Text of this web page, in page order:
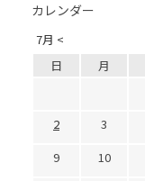
カレンダー
7月 <
日 月
2
3
9
10